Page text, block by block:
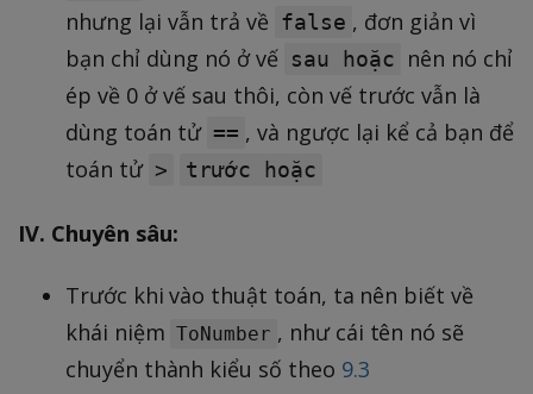
nhưng lại vẫn trả về false , đơn giản vì
bạn chỉ dùng nó ở vế sau hoặc
nên nó chỉ
ép về 0 ở vế sau thôi, còn vế trước vẫn là
dùng toán tử == , và ngược lại kể cả bạn để
toán tử > trước hoặc
IV. Chuyên sâu:
Trước khi vào thuật toán, ta nên biết về
khái niệm ToNumber , như cái tên nó sẽ
chuyển thành kiểu số theo 9.3